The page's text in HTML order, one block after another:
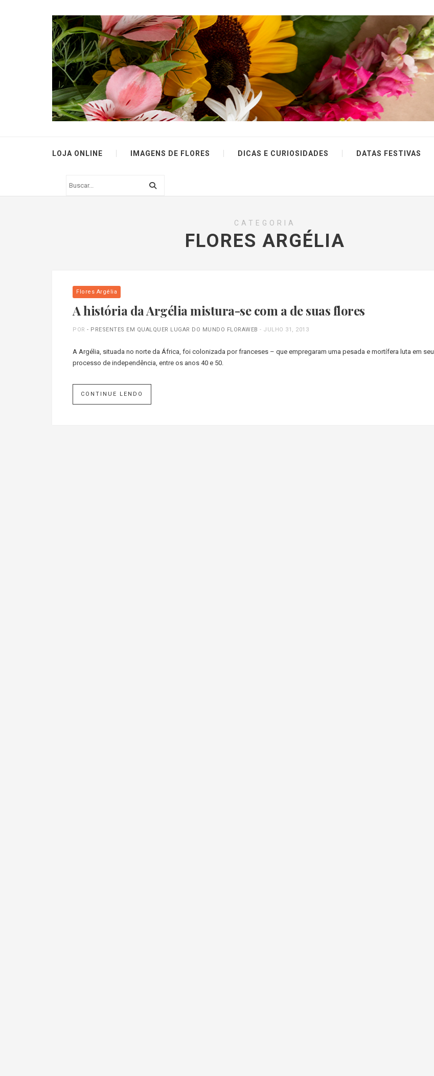
LOJA ONLINE IMAGENS DE FLORES DICAS E CURIOSIDADES DATAS FESTIVAS
CATEGORIA
FLORES ARGÉLIA
Flores Argélia
A história da Argélia mistura-se com a de suas flores
POR - PRESENTES EM QUALQUER LUGAR DO MUNDO FLORAWEB - JULHO 31, 2013
A Argélia, situada no norte da África, foi colonizada por franceses – que empregaram uma pesada e mortífera luta em seu
processo de independência, entre os anos 40 e 50.
CONTINUE LENDO